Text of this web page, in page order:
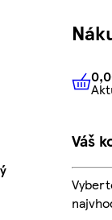
Váš